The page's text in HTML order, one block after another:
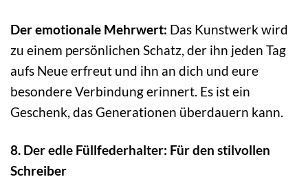
Der emotionale Mehrwert: Das Kunstwerk wird
zu einem persönlichen Schatz, der ihn jeden Tag
aufs Neue erfreut und ihn an dich und eure
besondere Verbindung erinnert. Es ist ein
Geschenk, das Generationen überdauern kann.
8. Der edle Füllfederhalter: Für den stilvollen
Schreiber